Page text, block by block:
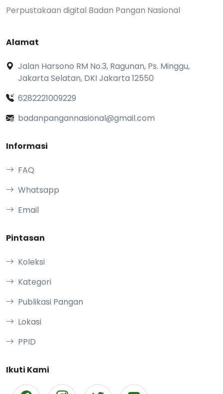
Perpustakaan digital Badan Pangan Nasional
Alamat
Jalan Harsono RM No.3, Ragunan, Ps. Minggu,
Jakarta Selatan, DKI Jakarta 12550
6282221009229
badanpangannasional@gmail.com
Informasi
FAQ
Whatsapp
Email
Pintasan
Koleksi
Kategori
Publikasi Pangan
Lokasi
PPID
Ikuti Kami